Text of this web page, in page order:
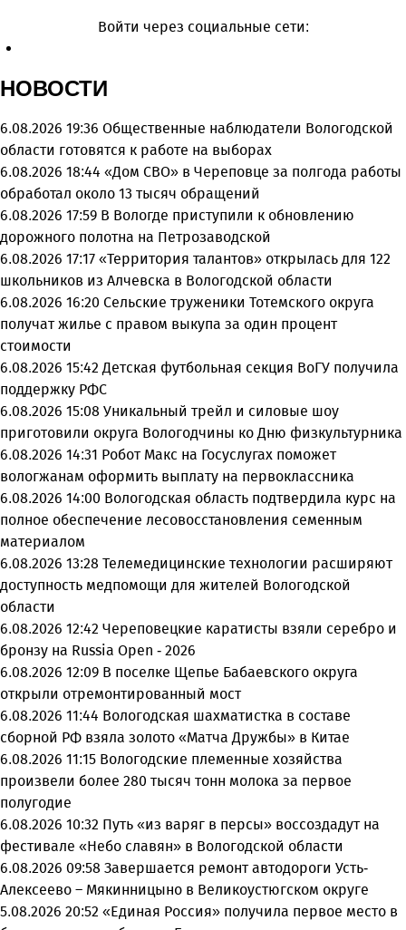
Войти через социальные сети:
НОВОСТИ
6.08.2026 19:36 Общественные наблюдатели Вологодской
области готовятся к работе на выборах
6.08.2026 18:44 «Дом СВО» в Череповце за полгода работы
обработал около 13 тысяч обращений
6.08.2026 17:59 В Вологде приступили к обновлению
дорожного полотна на Петрозаводской
6.08.2026 17:17 «Территория талантов» открылась для 122
школьников из Алчевска в Вологодской области
6.08.2026 16:20 Сельские труженики Тотемского округа
получат жилье с правом выкупа за один процент
стоимости
6.08.2026 15:42 Детская футбольная секция ВоГУ получила
поддержку РФС
6.08.2026 15:08 Уникальный трейл и силовые шоу
приготовили округа Вологодчины ко Дню физкультурника
6.08.2026 14:31 Робот Макс на Госуслугах поможет
вологжанам оформить выплату на первоклассника
6.08.2026 14:00 Вологодская область подтвердила курс на
полное обеспечение лесовосстановления семенным
материалом
6.08.2026 13:28 Телемедицинские технологии расширяют
доступность медпомощи для жителей Вологодской
области
6.08.2026 12:42 Череповецкие каратисты взяли серебро и
бронзу на Russia Open - 2026
6.08.2026 12:09 В поселке Щепье Бабаевского округа
открыли отремонтированный мост
6.08.2026 11:44 Вологодская шахматистка в составе
сборной РФ взяла золото «Матча Дружбы» в Китае
6.08.2026 11:15 Вологодские племенные хозяйства
произвели более 280 тысяч тонн молока за первое
полугодие
6.08.2026 10:32 Путь «из варяг в персы» воссоздадут на
фестивале «Небо славян» в Вологодской области
6.08.2026 09:58 Завершается ремонт автодороги Усть-
Алексеево – Мякинницыно в Великоустюгском округе
5.08.2026 20:52 «Единая Россия» получила первое место в